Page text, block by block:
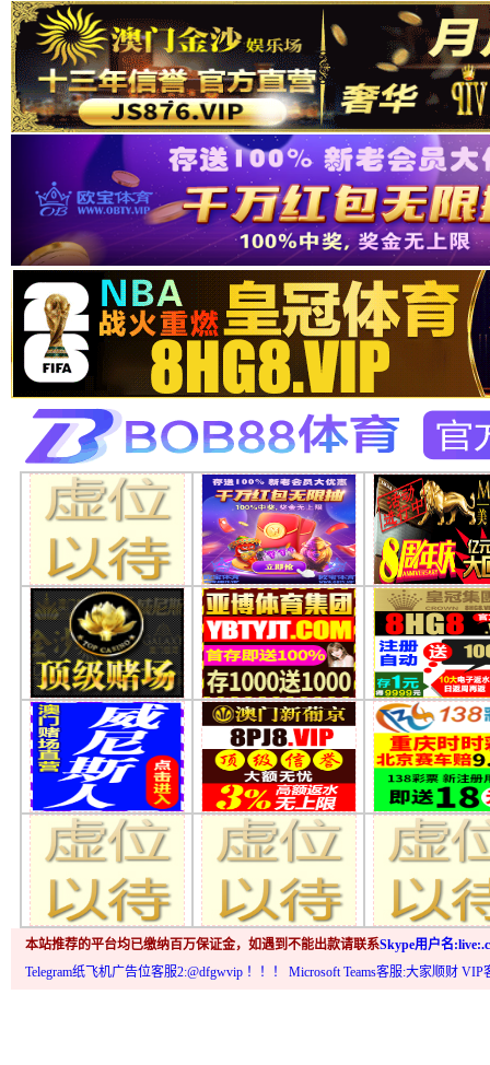
本站推荐的平台均已缴纳百万保证金，如遇到不能出款请联系Skype用户名
Telegram纸飞机广告位客服2:@dfgwvip ！！！ Microsoft Teams客服:大家顺财 VIP